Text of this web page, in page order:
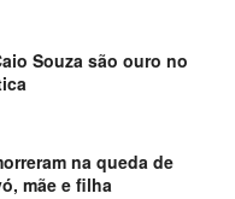
Souza são ouro no
na queda de
mãe e filha